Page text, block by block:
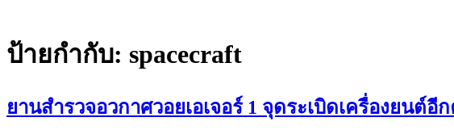
ป้ายกำกับ: spacecraft
ยานสำรวจอวกาศวอยเอเจอร์ 1 จุดระเบิดเครื่องยนต์อี